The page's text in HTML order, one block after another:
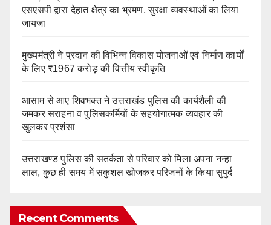
एसएसपी द्वारा देहात क्षेत्र का भ्रमण, सुरक्षा व्यवस्थाओं का लिया
जायजा
मुख्यमंत्री ने प्रदान की विभिन्न विकास योजनाओं एवं निर्माण कार्यों
के लिए ₹1967 करोड़ की वित्तीय स्वीकृति
आसाम से आए शिवभक्त ने उत्तराखंड पुलिस की कार्यशैली की
जमकर सराहना व पुलिसकर्मियों के सहयोगात्मक व्यवहार की
खुलकर प्रशंसा
उत्तराखण्ड पुलिस की सतर्कता से परिवार को मिला अपना नन्हा
लाल, कुछ ही समय में सकुशल खोजकर परिजनों के किया सुपुर्द
Recent Comments